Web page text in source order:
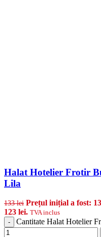
Halat Hotelier Frotir
Lila
133lei Prețul inițial a fost:
123 lei. TVA inclus
-
Cantitate Halat Hotelier